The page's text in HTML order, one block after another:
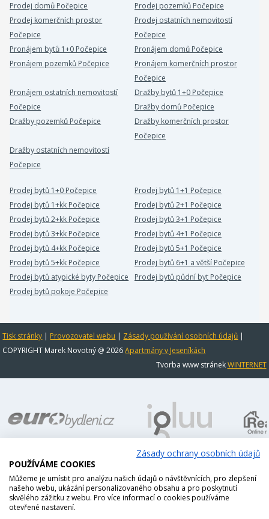
Prodej domů Počepice
Prodej pozemků Počepice
Prodej komerčních prostor
Počepice
Prodej ostatních nemovitostí
Počepice
Pronájem bytů 1+0 Počepice
Pronájem domů Počepice
Pronájem pozemků Počepice
Pronájem komerčních prostor
Počepice
Pronájem ostatních nemovitostí
Počepice
Dražby bytů 1+0 Počepice
Dražby domů Počepice
Dražby pozemků Počepice
Dražby komerčních prostor
Počepice
Dražby ostatních nemovitostí
Počepice
Prodej bytů 1+0 Počepice
Prodej bytů 1+1 Počepice
Prodej bytů 1+kk Počepice
Prodej bytů 2+1 Počepice
Prodej bytů 2+kk Počepice
Prodej bytů 3+1 Počepice
Prodej bytů 3+kk Počepice
Prodej bytů 4+1 Počepice
Prodej bytů 4+kk Počepice
Prodej bytů 5+1 Počepice
Prodej bytů 5+kk Počepice
Prodej bytů 6+1 a větší Počepice
Prodej bytů atypické byty Počepice
Prodej bytů půdní byt Počepice
Prodej bytů pokoje Počepice
Tisk stránky | Provozovatel webu | Zásady používání osobních údajů |
COPYRIGHT Marek Novotný @ 2026Apartmány v Jeseníkách
Tvorba www stránekWINTERNET
Zásady ochrany osobních údajů
POUŽÍVÁME COOKIES
Můžeme je umístit pro analýzu našich údajů o návštěvnících, pro zlepšení
našeho webu, ukázání personalizovaného obsahu a pro poskytnutí
skvělého zážitku z webu. Pro více informací o cookies používáme
otevřené nastavení.